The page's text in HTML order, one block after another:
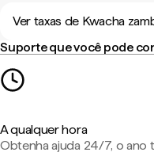
Ver taxas de Kwacha
Suporte que você pode
A qualquer hora
Obtenha ajuda 24/7, o ano